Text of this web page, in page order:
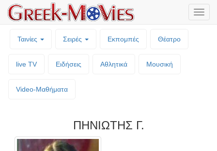
Ταινίες Σειρές Εκπομπές Θέατρο
live TV Ειδήσεις Αθλητικά Μουσική
Video-Mαθήματα
ΠΗΝΙΩΤΗΣ Γ.